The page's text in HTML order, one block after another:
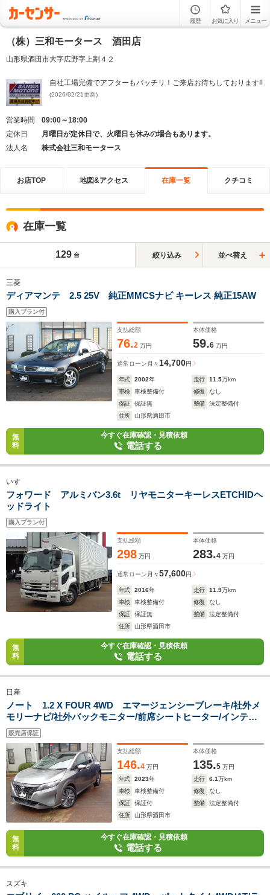
履歴 お気に入り メニュー
（株）三和モータース 酒田店
山形県酒田市大字広野字上割４２
自社工場完備でアフターもバッチリ！ご来店お待ちしております!!
(2026/02/21更新)
営業時間
09:00～18:00
定休日
月曜日が定休日で、火曜日も休みの場合もあります。
法人名
株式会社三和モータース
お店TOP 地図&アクセス 在庫一覧 クチコミ
在庫一覧
129 台 絞り込み 並べ替え
三菱
ディアマンテ 2.5 25V 純正MMCSナビ キーレス 純正15AW
購入プラン付
支払総額
76.2 万円
本体価格
59.6 万円
通常ローン 月々 14,700円
年式 2002年 走行 11.5万km
車検
車検整備付 修復
なし
保証
保証無 整備
法定整備付
住所
山形県酒田市
無
料
今すぐ在庫確認・見積依頼
電話する
いすゞ
フォワード アルミバン3.6t リヤモニターキーレスETCHIDヘ
ッドライト
購入プラン付
支払総額
298 万円
本体価格
283.4 万円
通常ローン 月々57,600円
年式 2016年 走行 11.9万km
車検
車検整備付 修復
なし
保証
保証無 整備
法定整備付
住所
山形県酒田市
無
料
今すぐ在庫確認・見積依頼
電話する
日産
ノート 1.2 X FOUR 4WD エマージェンシーブレーキ/社外メ
モリーナビ/社外バックモニター/前席シートヒーター/インテリ
ジェントキー/オートライト/ETC
販売店保証
支払総額
146.4 万円
本体価格
135.5 万円
年式
2023年 走行 6.1万km
車検
車検整備付 修復
なし
保証
保証付 整備
法定整備付
住所
山形県酒田市
無
料
今すぐ在庫確認・見積依頼
電話する
スズキ